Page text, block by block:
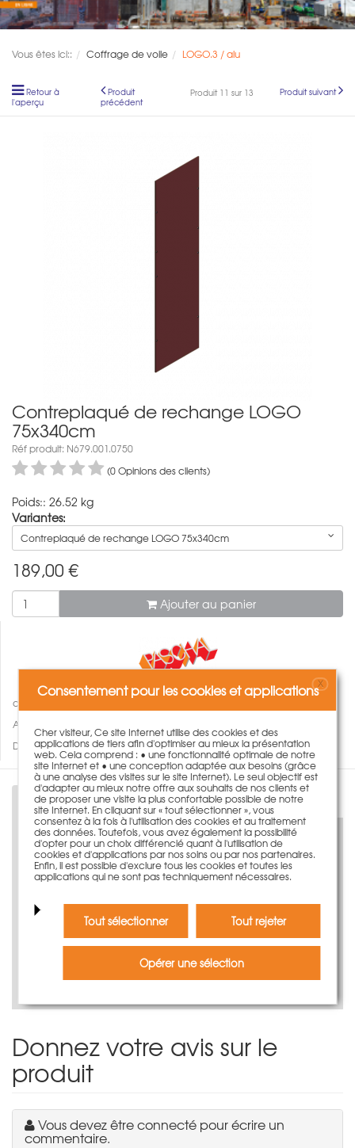
Vous êtes ici:: Coffrage de voile LOGO.3 / alu
Retour à
l'aperçu
Produit
précédent
Produit 11 sur 13 Produit suivant
Contreplaqué de rechange LOGO
75x340cm
Réf produit: N679.001.0750
(0 Opinions des clients)
Poids:: 26.52 kg
Variantes:
Contreplaqué de rechange LOGO 75x340cm
189,00 €
Ajouter au panier
comparer
Ajouter à ma wishlist
Des questions concernant ce produit?
Description
Découvrez-le virtuellement maintenant
Regardez notre vidéo produit
Donnez votre avis sur le
produit
Vous devez être connecté pour écrire un
commentaire.
Consentement pour les cookies et applicationsX
Cher visiteur, Ce site Internet utilise des cookies et des
applications de tiers afin d'optimiser au mieux la présentation
web. Cela comprend : • une fonctionnalité optimale de notre
site Internet et • une conception adaptée aux besoins (grâce
à une analyse des visites sur le site Internet). Le seul objectif est
d'adapter au mieux notre offre aux souhaits de nos clients et
de proposer une visite la plus confortable possible de notre
site Internet. En cliquant sur « tout sélectionner », vous
consentez à la fois à l'utilisation des cookies et au traitement
des données. Toutefois, vous avez également la possibilité
d'opter pour un choix différencié quant à l'utilisation de
cookies et d'applications par nos soins ou par nos partenaires.
Enfin, il est possible d'exclure tous les cookies et toutes les
applications qui ne sont pas techniquement nécessaires.
Tout sélectionner Tout rejeter
Opérer une sélection